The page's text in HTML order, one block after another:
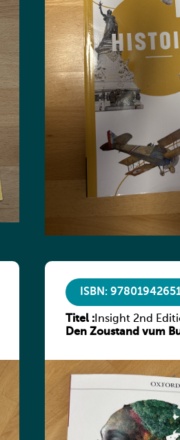
ISBN:
Titel :Insight 2nd
Student’s Book
Den Zoustand vum